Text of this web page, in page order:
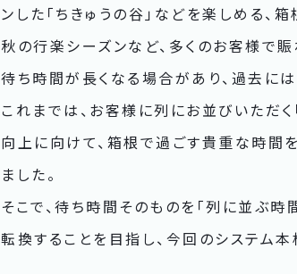
ンした「ちきゅうの谷」などを楽しめる、
秋の行楽シーズンなど、多くのお客様で
待ち時間が長くなる場合があり、過去に
これまでは、お客様に列にお並びいただ
向上に向けて、箱根で過ごす貴重な時間
ました。
そこで、待ち時間そのものを「列に並ぶ時
転換することを目指し、今回のシステム